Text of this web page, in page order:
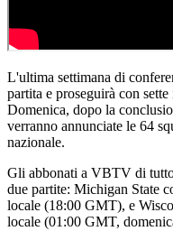
L'ultima settimana di
partita e proseguirà con
Domenica, dopo la
verranno annunciate le 64
nazionale.
Gli abbonati a VBTV di
due partite: Michigan State
locale (18:00 GMT), e
locale (01:00 GMT,